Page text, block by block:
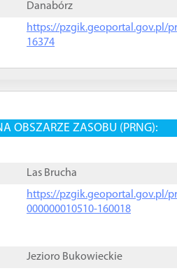
Danabórz
https://pzgik.geoportal.gov.pl/
16374
OBSZARZE ZASOBU (PRNG):
Las Brucha
https://pzgik.geoportal.gov.pl/
000000010510-160018
Jezioro Bukowieckie